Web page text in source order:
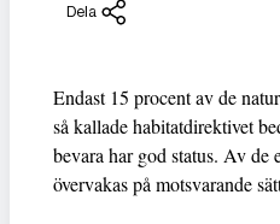
Dela
Endast 15 procent av de
så kallade habitatdirektivet
bevara har god status. Av de
övervakas på motsvarande